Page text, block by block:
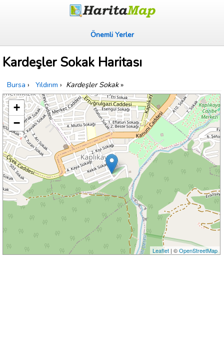
Önemli Yerler
Kardeşler Sokak Haritası
Bursa › Yıldırım › Kardeşler Sokak»
+
−
Leaflet| ©OpenStreetMap